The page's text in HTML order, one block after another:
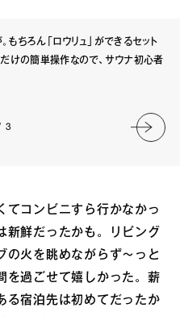
ちろん「ロウリュ」ができるセット
けの簡単操作なので、サウナ初心者
3
てコンビニすら行かなかっ
新鮮だったかも。リビング
の火を眺めながらず〜っと
を過ごせて嬉しかった。薪
る宿泊先は初めてだったか